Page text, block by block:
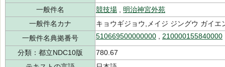
一般件名
競技場
明治神宮外苑
一般件名カナ
キョウギジョウ,メイジ ジングウ ガイエ
一般件名典拠番号
510669500000000 210000155840000
分類：都立NDC10版
780.67